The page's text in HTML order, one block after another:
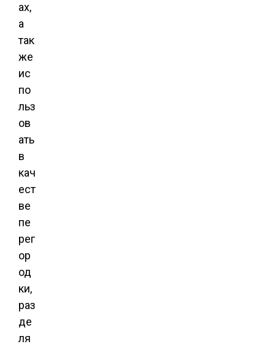
ах,
а
так
же
ис
по
льз
ов
ать
в
кач
ест
ве
пе
рег
ор
од
ки,
раз
де
ля